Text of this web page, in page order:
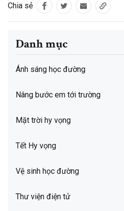
Chia sẻ
Danh mục
Ánh sáng học đường
Nâng bước em tới trường
Mặt trời hy vọng
Tết Hy vọng
Vệ sinh học đường
Thư viện điện tử